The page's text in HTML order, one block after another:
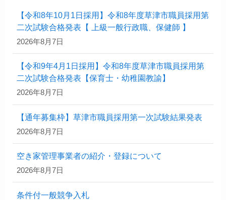
【令和8年10月1日採用】令和8年度草津市職員採用第
二次試験合格発表【 上級一般行政職、保健師 】
2026年8月7日
【令和9年4月1日採用】令和8年度草津市職員採用第
二次試験合格発表【保育士・幼稚園教諭】
2026年8月7日
【通年募集枠】草津市職員採用第一次試験結果発表
2026年8月7日
空き家管理事業者の紹介・登録について
2026年8月7日
条件付一般競争入札